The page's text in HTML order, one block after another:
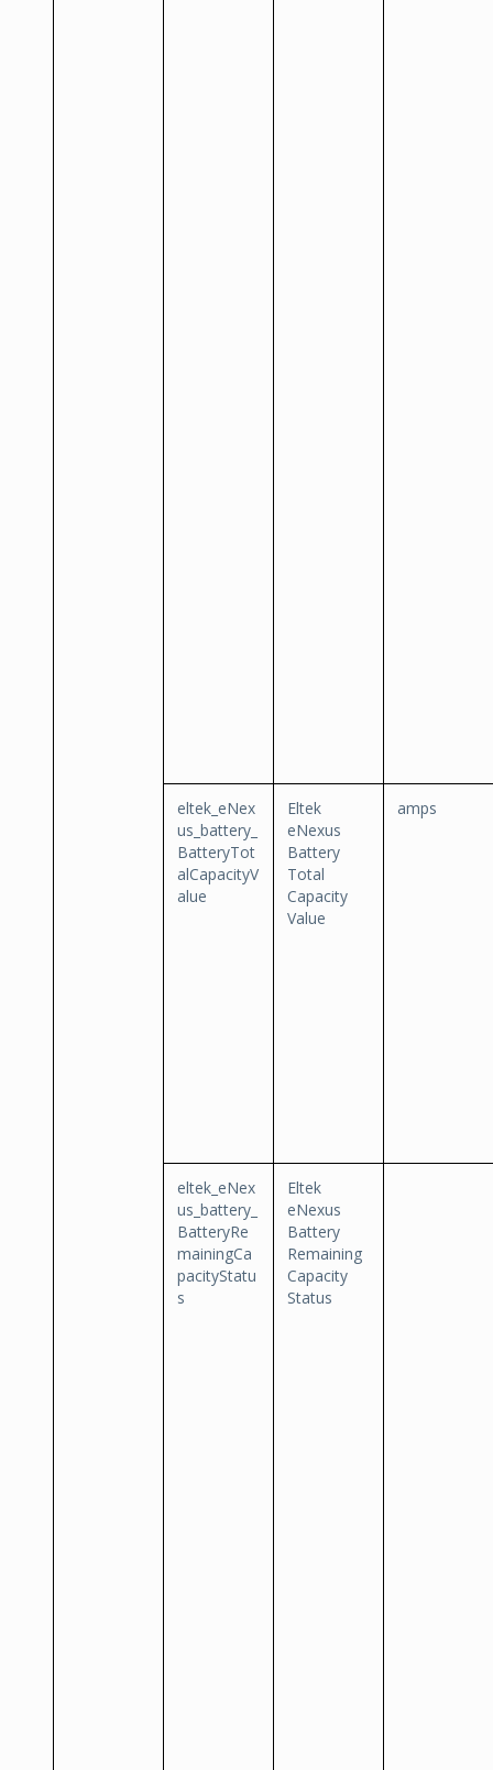
eltek_eNex
us_battery_
BatteryTot
alCapacityV
alue
Eltek
eNexus
Battery
Total
Capacity
Value
amps
eltek_eNex
us_battery_
BatteryRe
mainingCa
pacityStatu
s
Eltek
eNexus
Battery
Remaining
Capacity
Status